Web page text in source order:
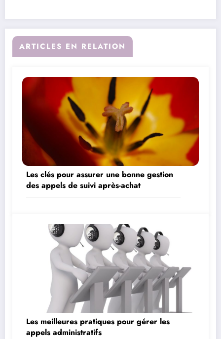
ARTICLES EN RELATION
Les clés pour assurer une bonne gestion
des appels de suivi après-achat
Les meilleures pratiques pour gérer les
appels administratifs